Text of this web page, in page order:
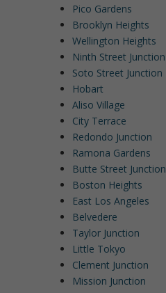
Pico Gardens
Brooklyn Heights
Wellington Heights
Ninth Street Junction
Soto Street Junction
Hobart
Aliso Village
City Terrace
Redondo Junction
Ramona Gardens
Butte Street Junction
Boston Heights
East Los Angeles
Belvedere
Taylor Junction
Little Tokyo
Clement Junction
Mission Junction